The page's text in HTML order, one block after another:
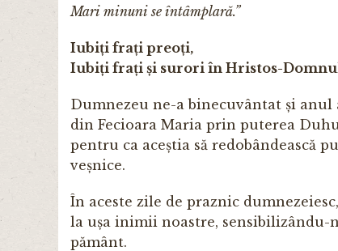
Mari minuni se întâmplară.”
Iubiți frați preoți,
Iubiți frați și surori în Hristos-
Dumnezeu ne-a binecuvântat și anul
din Fecioara Maria prin puterea
pentru ca aceștia să redo­bândească
veșnice.
În aceste zile de praznic
la ușa inimii noastre, sensibilizându-
pământ.